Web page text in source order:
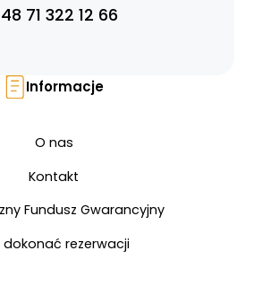
71 322 12 66
Informacje
O nas
Kontakt
Fundusz Gwarancyjny
dokonać rezerwacji